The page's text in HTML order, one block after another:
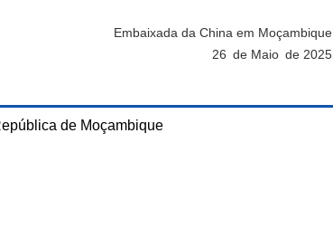
Embaixada da China em Moçambique
26 de Maio de 2025
de Moçambique